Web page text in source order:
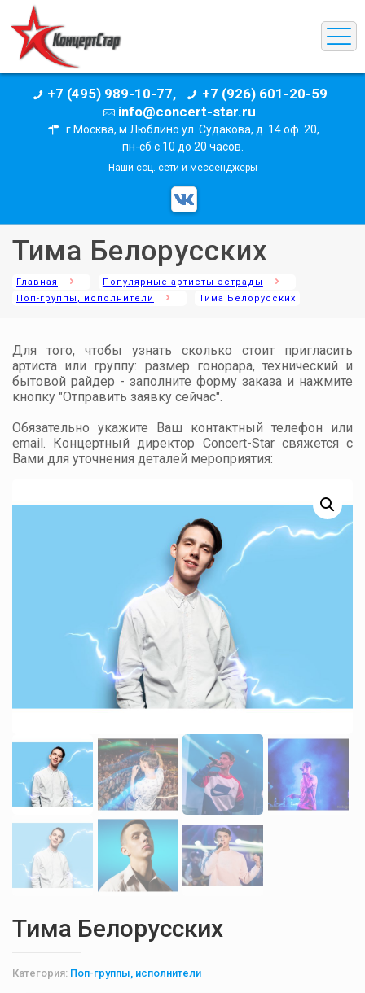
+7 (495) 989-10-77,
+7 (926) 601-20-59
info@concert-star.ru
г.Москва, м.Люблино ул. Судакова, д. 14 оф. 20,
пн-сб с 10 до 20 часов.
Наши соц. сети и мессенджеры
Тима Белорусских
Главная
Популярные артисты эстрады
Поп-группы, исполнители
Тима Белорусских
Для того, чтобы узнать сколько стоит пригласить
артиста или группу: размер гонорара, технический и
бытовой райдер - заполните форму заказа и нажмите
кнопку "Отправить заявку сейчас".
Обязательно укажите Ваш контактный телефон или
email. Концертный директор Concert-Star свяжется с
Вами для уточнения деталей мероприятия:
Тима Белорусских
Категория: Поп-группы, исполнители